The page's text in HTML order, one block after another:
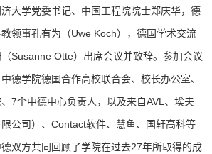
大学党委书记、中国工程院院士郑庆华，德
领事孔有为（Uwe Koch），德国学术交流
Susanne Otte）出席会议并致辞。参加会议
德学院德国合作高校联合会、校长办公室、
7个中德中心负责人，以及来自AVL、埃夫
公司）、Contact软件、慧鱼、国轩高科等
双方共同回顾了学院在过去27年所取得的成